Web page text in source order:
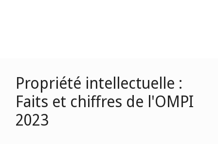
Propriété intellectuelle :
Faits et chiffres de l'OMPI
2023